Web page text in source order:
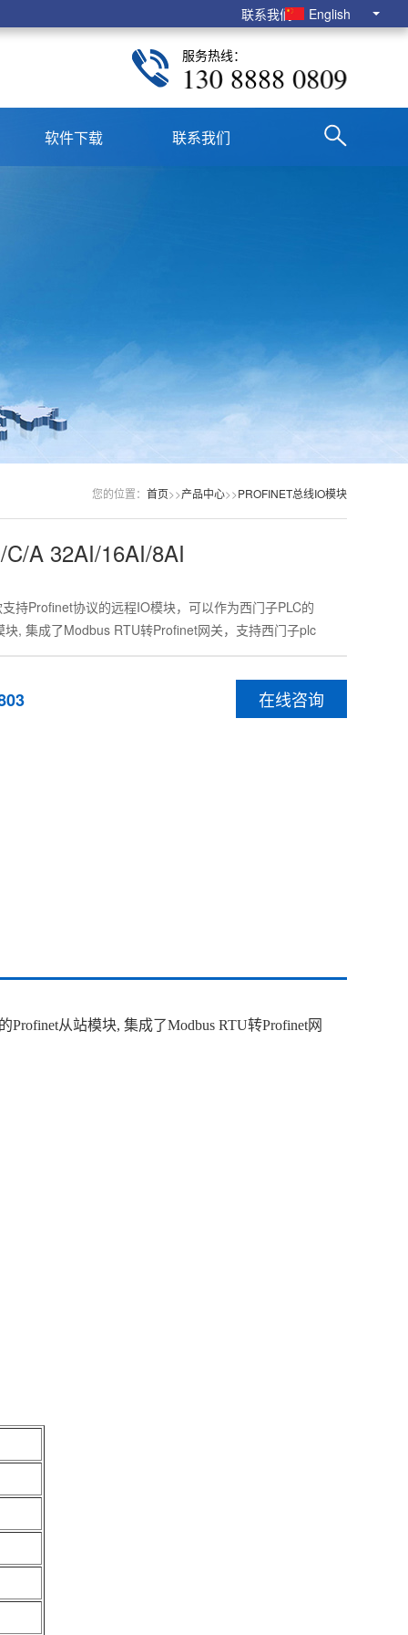
联系我们 English
服务热线：
130 8888 0809
软件下载 联系我们
您的位置： 首页>>产品中心>>PROFINET总线IO模块
C/A 32AI/16AI/8AI
持Profinet协议的远程IO模块，可以作为西门子PLC的
块, 集成了Modbus RTU转Profinet网关，支持西门子plc
在线咨询
从站模块, 集成了Modbus RTU转Profinet网